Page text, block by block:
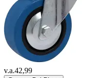
v.a.42,99